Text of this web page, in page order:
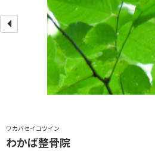
ワカバセイコツイン
わかば整骨院